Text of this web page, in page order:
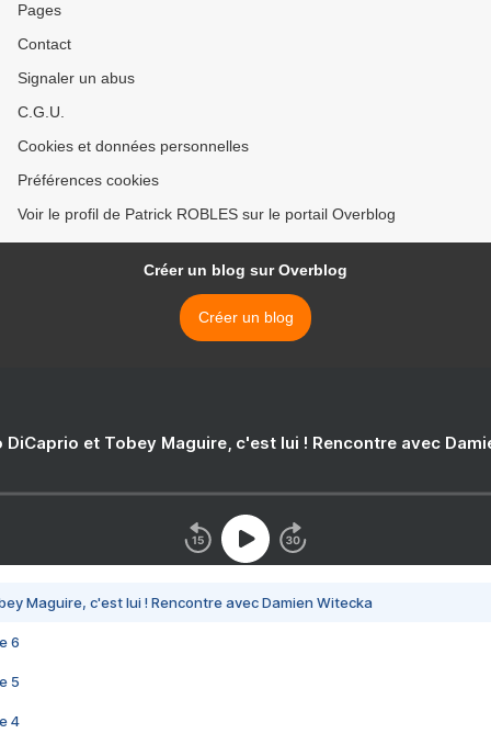
Pages
Contact
Signaler un abus
C.G.U.
Cookies et données personnelles
Préférences cookies
Voir le profil de Patrick ROBLES sur le portail Overblog
Créer un blog sur Overblog
Créer un blog
DiCaprio et Tobey Maguire, c'est lui ! Rencontre avec
Maguire, c'est lui ! Rencontre avec Damien Witecka
6
5
4